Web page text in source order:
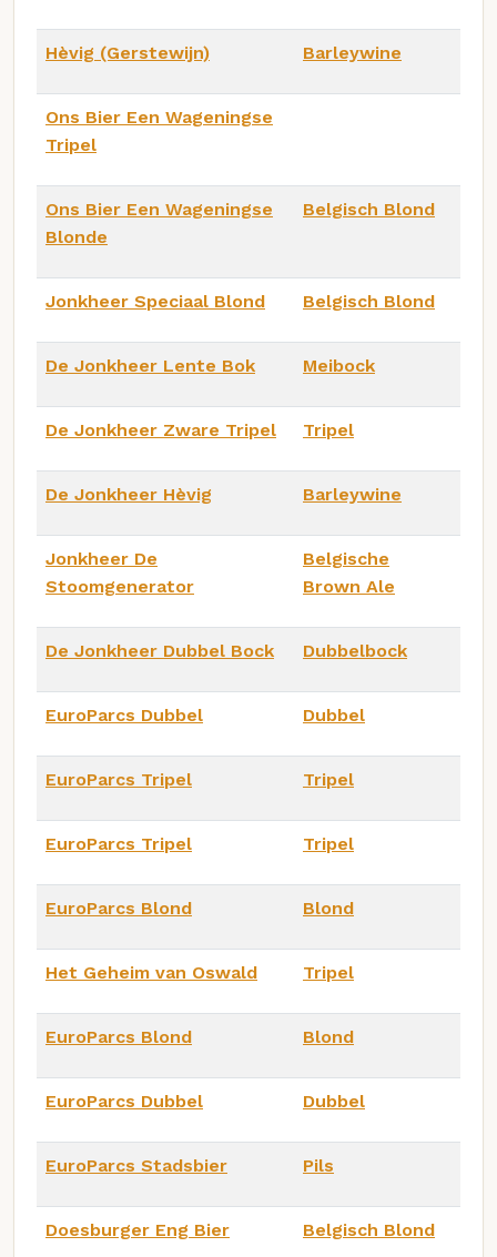
Hèvig (Gerstewijn) Barleywine
Ons Bier Een Wageningse
Tripel
Ons Bier Een Wageningse
Blonde
Belgisch Blond
Jonkheer Speciaal Blond Belgisch Blond
De Jonkheer Lente Bok Meibock
De Jonkheer Zware Tripel Tripel
De Jonkheer Hèvig Barleywine
Jonkheer De
Stoomgenerator
Belgische
Brown Ale
De Jonkheer Dubbel Bock Dubbelbock
EuroParcs Dubbel Dubbel
EuroParcs Tripel Tripel
EuroParcs Tripel Tripel
EuroParcs Blond Blond
Het Geheim van Oswald Tripel
EuroParcs Blond Blond
EuroParcs Dubbel Dubbel
EuroParcs Stadsbier Pils
Doesburger Eng Bier Belgisch Blond